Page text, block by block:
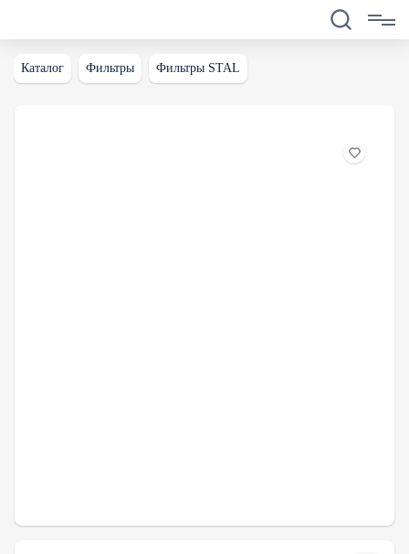
Каталог Фильтры Фильтры STAL